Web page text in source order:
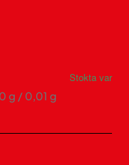
Stokta var
g / 0,01 g